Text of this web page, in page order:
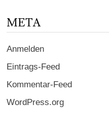
META
Anmelden
Eintrags-Feed
Kommentar-Feed
WordPress.org